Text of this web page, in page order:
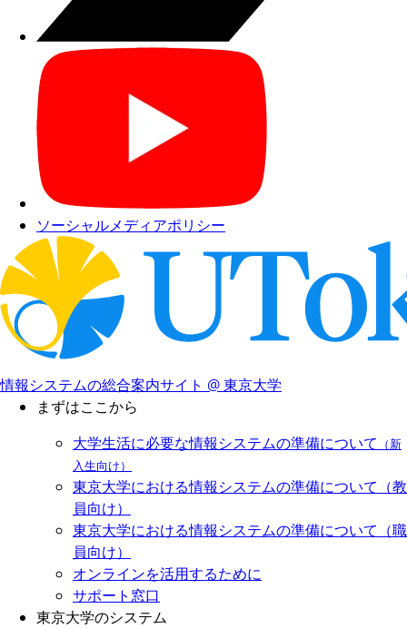
ソーシャルメディアポリシー
情報システムの総合案内サイト @ 東京大学
まずはここから
大学生活に必要な情報システムの準備について （新
入生向け）
東京大学における情報システムの準備について（教
員向け）
東京大学における情報システムの準備について（職
員向け）
オンラインを活用するために
サポート窓口
東京大学のシステム